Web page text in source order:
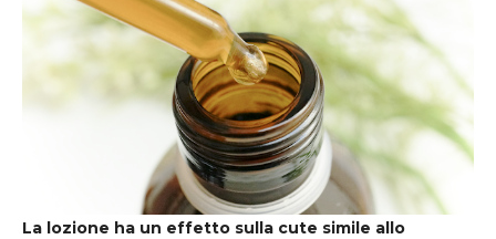
La lozione ha un effetto sulla cute simile allo